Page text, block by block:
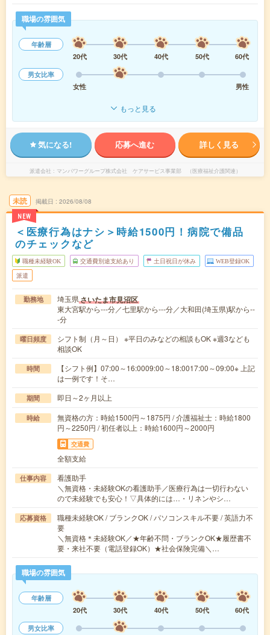
職場の雰囲気
年齢層
20代
30代 40代 50代
60代
男女比率
女性
男性
もっと見る
気になる! 応募へ進む 詳しく見る
派遣会社 マンパワーグループ株式会社 ケアサービス事業部 （医療福祉介護関連）
未読
NEW
掲載日 2026/08/08
＜医療行為はナシ＞時給1500円！病院で備品
のチェックなど
職種未経験OK 交通費別途支給あり 土日祝日が休み WEB登録OK
派遣
勤務地 埼玉県さいたま市見沼区
東大宮駅から---分／七里駅から---分／大和田(埼玉県)駅から--
-分
曜日頻度
シフト制（月～日） ※平日のみなどの相談もOK ※週3なども
相談OK
時間
【シフト例】07:00～16:0009:00～18:0017:00～09:00※ 上記
は一例です！そ…
期間 即日～2ヶ月以上
時給
無資格の方：時給1500円～1875円 / 介護福祉士：時給1800
円～2250円 / 初任者以上：時給1600円～2000円
交通費
全額支給
仕事内容
看護助手
＼無資格・未経験OKの看護助手／医療行為は一切行わない
ので未経験でも安心！▽具体的には…・リネンやシ…
応募資格
職種未経験OK / ブランクOK / パソコンスキル不要 / 英語力不
要
＼無資格＊未経験OK／★年齢不問・ブランクOK★履歴書不
要・来社不要（電話登録OK）★社会保険完備＼…
職場の雰囲気
年齢層
20代
30代 40代 50代
60代
男女比率